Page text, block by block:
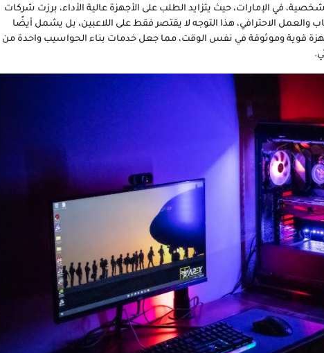
في الإمارات، حيث يتزايد الطلب على الأجهزة عالية الأداء، برزت شركات
والعمل الاحترافي، هذا التوجه لا يقتصر فقط على اللاعبين، بل يشمل أيضًا
قوية وموثوقة في نفس الوقت، مما جعل خدمات بناء الحواسيب واحدة من